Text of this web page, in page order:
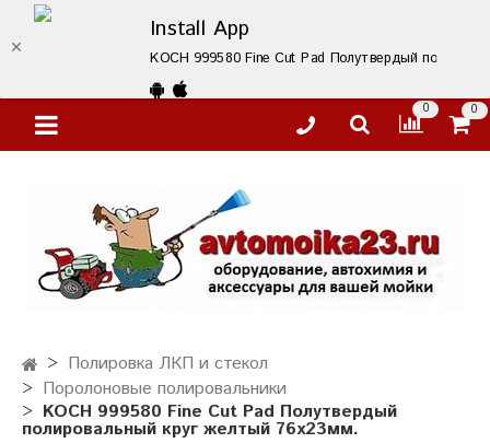
Install App
KOCH 999580 Fine Cut Pad Полутвердый
0 0
Полировка ЛКП и стекол
Поролоновые полировальники
KOCH 999580 Fine Cut Pad Полутвердый
полировальный круг желтый 76x23мм.